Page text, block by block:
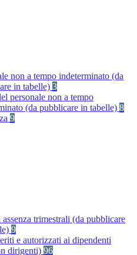
non a tempo indeterminato (da
in tabelle) 3
personale non a tempo
(da pubblicare in tabelle) 8
9
assenza trimestrali (da pubblicare
9
e autorizzati ai dipendenti
dirigenti) 96